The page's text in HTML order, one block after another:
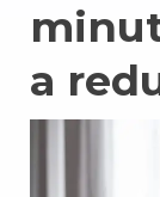
a